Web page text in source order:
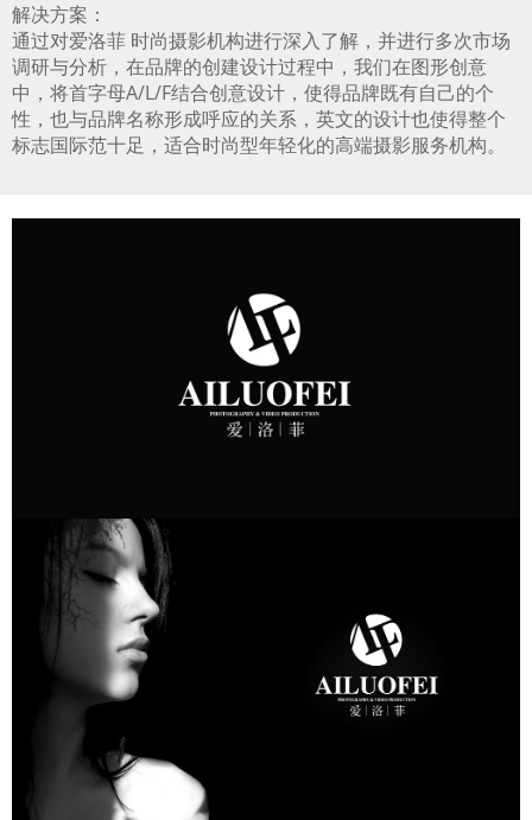
解决方案：
通过对爱洛菲 时尚摄影机构进行深入了解，并进行多次市场
调研与分析，在品牌的创建设计过程中，我们在图形创意
中，将首字母A/L/F结合创意设计，使得品牌既有自己的个
性，也与品牌名称形成呼应的关系，英文的设计也使得整个
标志国际范十足，适合时尚型年轻化的高端摄影服务机构。